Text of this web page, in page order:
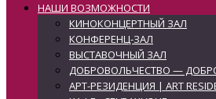
НАШИ ВОЗМОЖНОСТИ
КИНОКОНЦЕРТНЫЙ ЗАЛ
КОНФЕРЕНЦ-ЗАЛ
ВЫСТАВОЧНЫЙ ЗАЛ
ДОБРОВОЛЬЧЕСТВО —
АРТ-РЕЗИДЕНЦИЯ | ART